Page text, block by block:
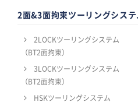
2面&3面拘束ツーリングシステ
2LOCKツーリングシステム
（BT2面拘束）
3LOCKツーリングシステム
（BT2面拘束）
HSKツーリングシステム